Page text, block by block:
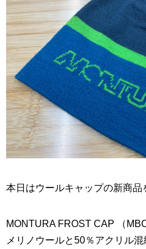
本日はウールキャップの新商品
MONTURA FROST CAP （
メリノウールと50％アクリル